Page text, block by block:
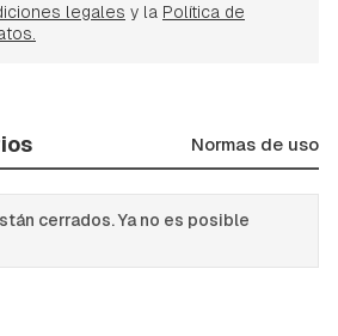
legales y la Política de
Normas de uso
cerrados. Ya no es posible